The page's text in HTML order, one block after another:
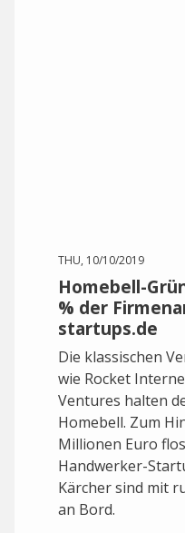
THU, 10/10/2019
Homebell-
% der
startups.de
Die klassischen
wie Rocket
Ventures halten
Homebell. Zum
Millionen Euro
Handwerker-
Kärcher sind mit
an Bord.